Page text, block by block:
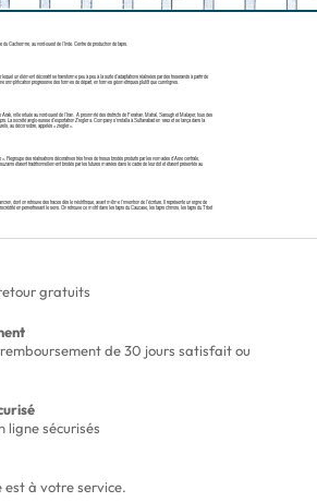
Cachemire, au nord-ouest de l’Inde. Centre de production de tapis.
un élément décoratif se transforme peu à peu à la suite d’adaptations réalisées par des tisserands à partir de
simplification progressive des formes de départ, en formes géométriques plutôt que curvilignes.
ville située au nord-ouest de l’Iran. A proximité des districts de Ferahan, Mahal, Sarough et Malayer, tous des
La société anglo-suisse d’exportation Ziegler & Company s’installa à Sultanabad en 1882 et se lança dans la
au décor sobre, appelés « ziegler ».
Regroupe des réalisations décoratives très fines de tissus brodés produits par les nomades d’Asie centrale,
étaient traditionnellement brodés par les futures mariées dans le cadre de leur dot et étaient présentés au
dont on retrouve des traces dès le néolithique, avant même l’invention de l’écriture. Il représente un signe de
en pervertissant le sens. On retrouve ce motif dans les tapis du Caucase, les tapis chinois, les tapis du Tibet
gratuits
de 30 jours satisfait ou
ligne sécurisés
est à votre service.